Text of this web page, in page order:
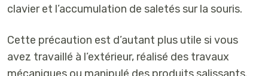
clavier et l’accumulation de saletés sur la souris.
Cette précaution est d’autant plus utile si vous
avez travaillé à l’extérieur, réalisé des travaux